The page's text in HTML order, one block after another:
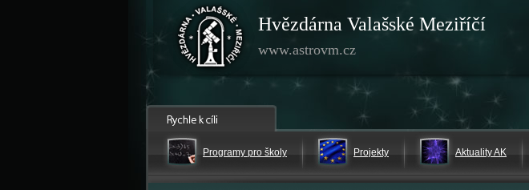
Hvězdárna Valašské Meziříčí
www.astrovm.cz
Programy pro školy Projekty Aktuality AK